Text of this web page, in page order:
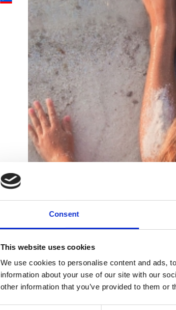
Consent
This website uses cookies
We use cookies to personalise content and ads,
information about your use of our site with our
other information that you’ve provided to them